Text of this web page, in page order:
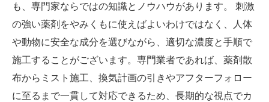
も、専門家ならではの知識とノウハウがあります。 刺激
の強い薬剤をやみくもに使えばよいわけではなく、人体
や動物に安全な成分を選びながら、適切な濃度と手順で
施工することがございます。専門業者であれば、薬剤散
布からミスト施工、換気計画の引きやアフターフォロー
に至るまで一貫して対応できるため、長期的な視点でカ